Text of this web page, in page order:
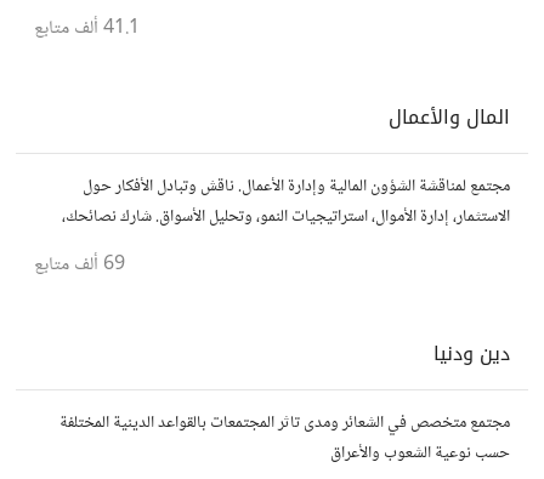
41.1 ألف متابع
المال والأعمال
مجتمع لمناقشة الشؤون المالية وإدارة الأعمال. ناقش وتبادل الأفكار حول
الاستثمار، إدارة الأموال، استراتيجيات النمو، وتحليل الأسواق. شارك نصائحك،
69 ألف متابع
دين ودنيا
مجتمع متخصص في الشعائر ومدى تاثر المجتمعات بالقواعد الدينية المختلفة
حسب نوعية الشعوب والأعراق